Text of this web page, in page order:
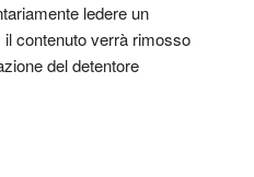
ledere un
il contenuto verrà rimosso
del detentore